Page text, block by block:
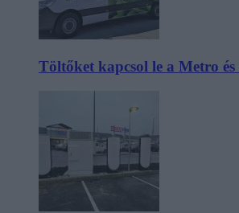
Töltőket kapcsol le a Metro és